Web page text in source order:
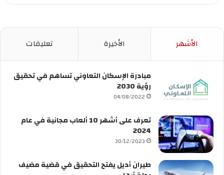
الأشهر الأخيرة تعليقات
مبادرة الإسكان التعاوني تساهم في تحقيق
رؤية 2030
04/08/2022
تعرف على أشهر 10 ألعاب مجانية في عام
2024
30/12/2023
طيران أديل يفتح التحقيق في قضية مضيف